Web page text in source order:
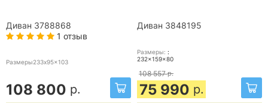
Диван 3788868
1 отзыв
Размеры233x95x103
108 800 р.
Диван 3848195
Размеры: :
232x159x80
108 557 р.
75 990 р.